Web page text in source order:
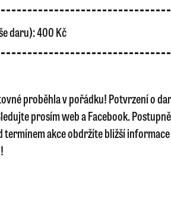
daru):400 Kč
proběhla v pořádku! Potvrzení o
prosím web a Facebook.
akce obdržíte bližší informace